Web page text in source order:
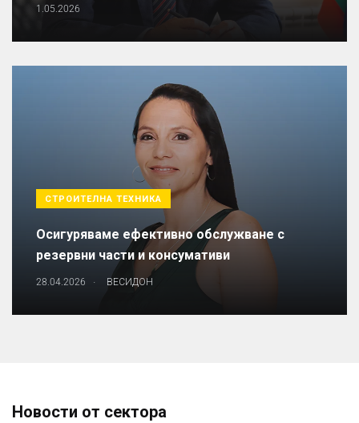
1.05.2026
СТРОИТЕЛНА ТЕХНИКА
Осигуряваме ефективно обслужване с
резервни части и консумативи
28.04.2026 . ВЕСИДОН
Новости от сектора